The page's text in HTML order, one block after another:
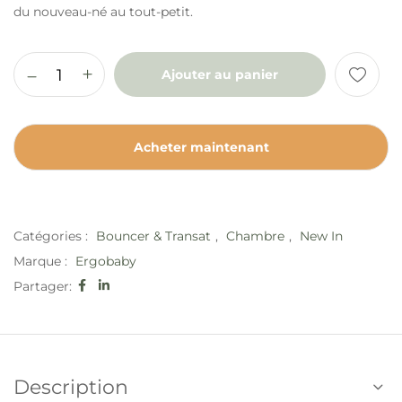
du nouveau-né au tout-petit.
Ajouter au panier
Acheter maintenant
Catégories : Bouncer & Transat , Chambre , New In
Marque :
Ergobaby
Partager:
Description